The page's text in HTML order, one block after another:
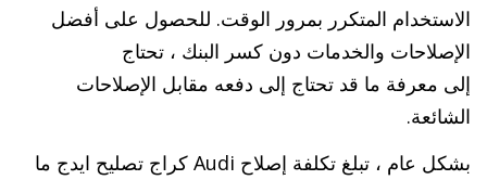
الاستخدام المتكرر بمرور الوقت. للحصول على أفضل
الإصلاحات والخدمات دون كسر البنك ، تحتاج
إلى معرفة ما قد تحتاج إلى دفعه مقابل الإصلاحات
الشائعة.
بشكل عام ، تبلغ تكلفة إصلاح Audi كراج تصليح ايدج ما